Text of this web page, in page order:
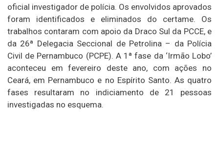
oficial investigador de polícia. Os envolvidos aprovados
foram identificados e eliminados do certame. Os
trabalhos contaram com apoio da Draco Sul da PCCE, e
da 26ª Delegacia Seccional de Petrolina – da Polícia
Civil de Pernambuco (PCPE). A 1ª fase da ‘Irmão Lobo’
aconteceu em fevereiro deste ano, com ações no
Ceará, em Pernambuco e no Espírito Santo. As quatro
fases resultaram no indiciamento de 21 pessoas
investigadas no esquema.